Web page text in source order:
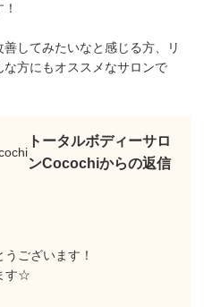
してみたいなと感じる方、リ
方にもオススメなサロンで
トータルボディーサロ
ンCocochiからの返信
うございます！
す☆